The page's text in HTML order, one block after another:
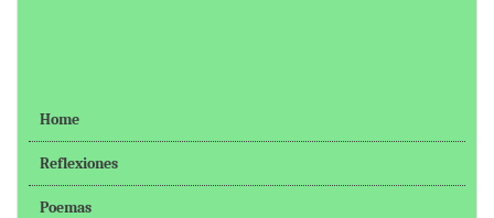
Home
Reflexiones
Poemas